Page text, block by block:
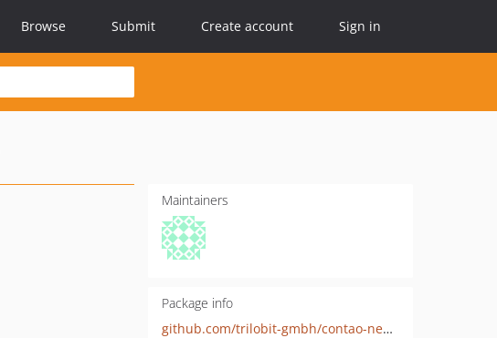
Browse Submit Create account Sign in
Maintainers
Package info
github.com/trilobit-gmbh/contao-newsaddons-bundle